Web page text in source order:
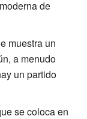
de
muestra un
a menudo
un partido
se coloca en